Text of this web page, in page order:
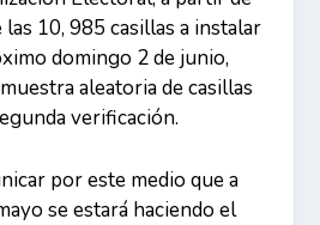
las 10, 985 casillas a instalar
domingo 2 de junio,
aleatoria de casillas
verificación.
por este medio que a
se estará haciendo el